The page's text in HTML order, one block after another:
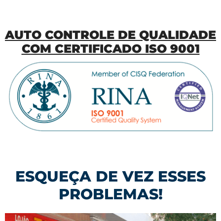
AUTO CONTROLE DE QUALIDADE
COM CERTIFICADO ISO 9001
ESQUEÇA DE VEZ ESSES
PROBLEMAS!